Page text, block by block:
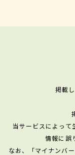
掲載
当サービスによって
情報に誤
なお、「マイナンバ